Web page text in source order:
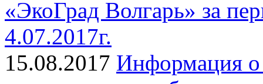
«ЭкоГрад Волгарь» за
4.07.2017г.
15.08.2017 Информация о